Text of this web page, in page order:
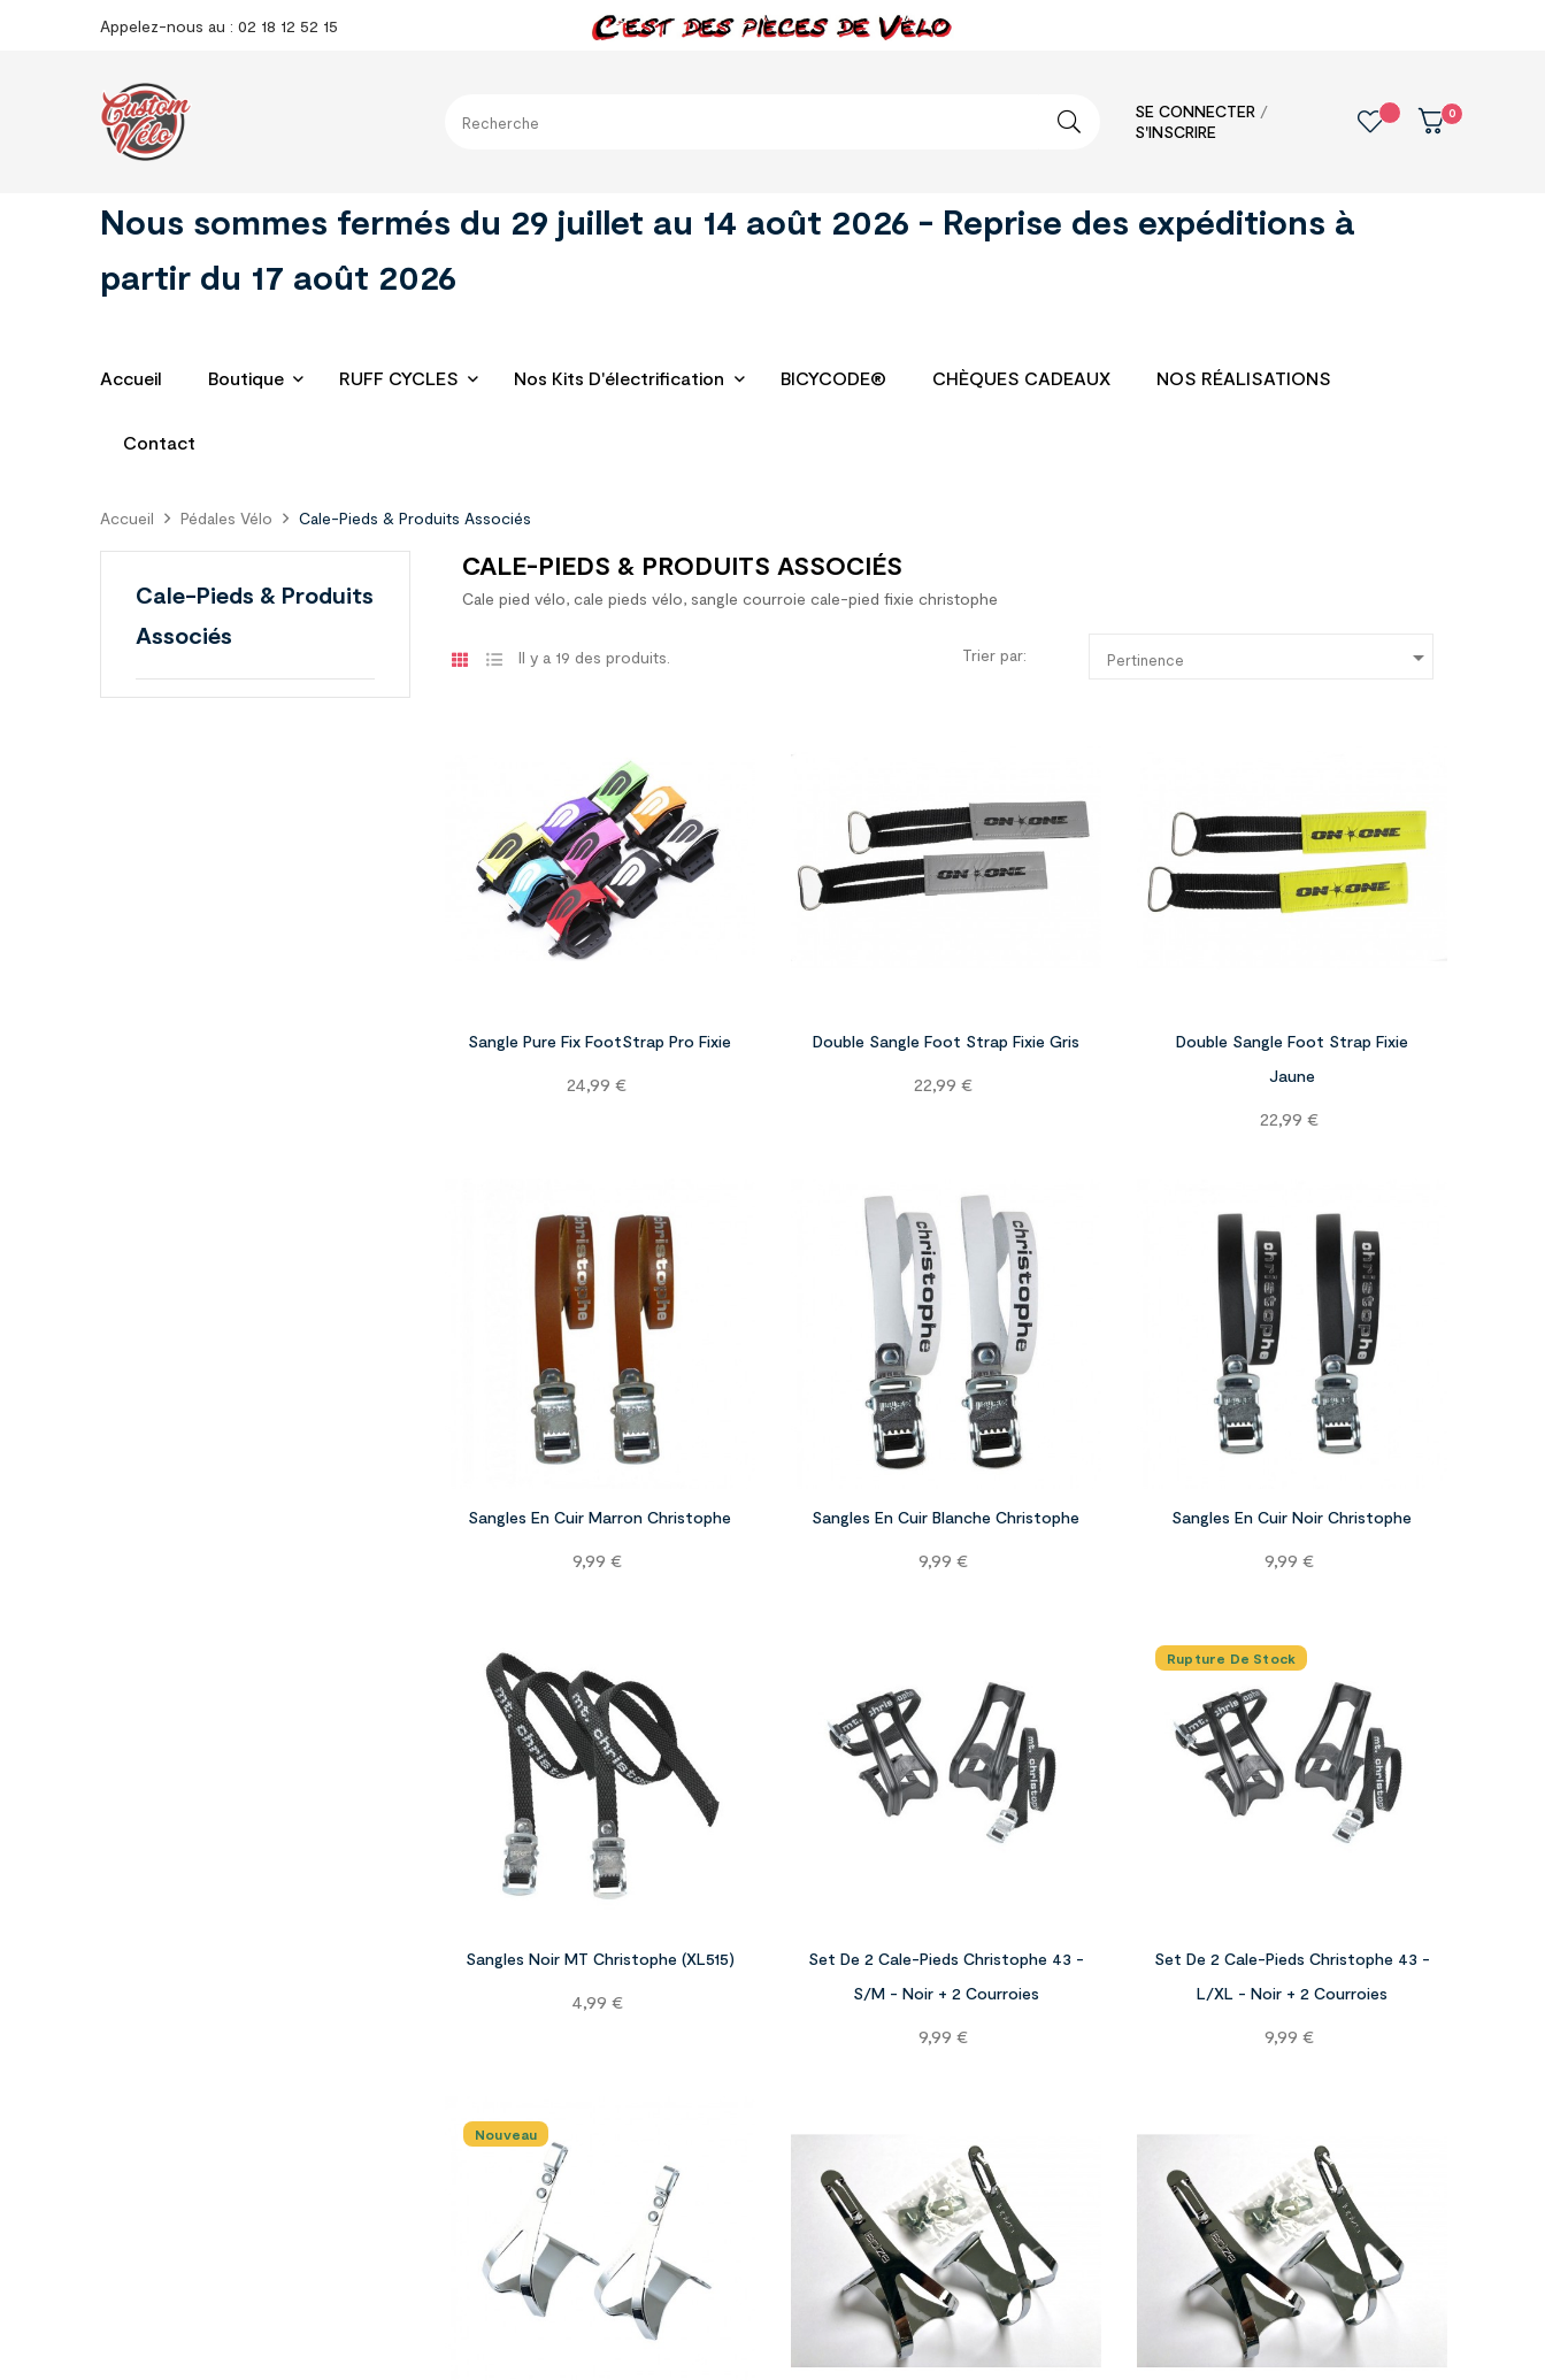
Appelez-nous au : 02 18 12 52 15
SE CONNECTER /
S'INSCRIRE
0
Nous sommes fermés du 29 juillet au 14 août 2026 - Reprise des expéditions à
partir du 17 août 2026
Accueil Boutique RUFF CYCLES Nos Kits D'électrification BICYCODE® CHÈQUES CADEAUX NOS RÉALISATIONS
Contact
Accueil Pédales Vélo Cale-Pieds & Produits Associés
Cale-Pieds & Produits
Associés
CALE-PIEDS & PRODUITS ASSOCIÉS
Cale pied vélo, cale pieds vélo, sangle courroie cale-pied fixie christophe
Il y a 19 des produits. Trier par: Pertinence 
Sangle Pure Fix FootStrap Pro Fixie
Prix
24,99 €
Double Sangle Foot Strap Fixie Gris
Prix
22,99 €
Double Sangle Foot Strap Fixie
Jaune
Prix
22,99 €
Sangles En Cuir Marron Christophe
Prix
9,99 €
Sangles En Cuir Blanche Christophe
Prix
9,99 €
Sangles En Cuir Noir Christophe
Prix
9,99 €
Sangles Noir MT Christophe (XL515)
Prix
4,99 €
Set De 2 Cale-Pieds Christophe 43 -
S/M - Noir + 2 Courroies
Prix
9,99 €
Rupture De Stock
Set De 2 Cale-Pieds Christophe 43 -
L/XL - Noir + 2 Courroies
Prix
9,99 €
Nouveau